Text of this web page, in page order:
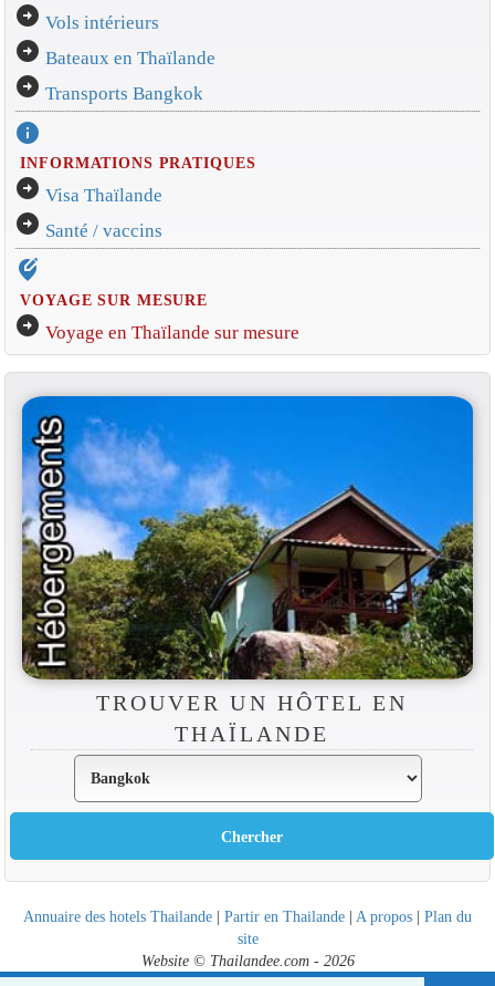
arrow_circle_right Vols intérieurs
arrow_circle_right Bateaux en Thaïlande
arrow_circle_right Transports Bangkok
info
INFORMATIONS PRATIQUES
arrow_circle_right Visa Thaïlande
arrow_circle_right Santé / vaccins
edit_location_alt
VOYAGE SUR MESURE
arrow_circle_right Voyage en Thaïlande sur mesure
TROUVER UN HÔTEL EN
THAÏLANDE
Annuaire des hotels Thailande | Partir en Thailande | A propos | Plan du
site
Website © Thailandee.com - 2026